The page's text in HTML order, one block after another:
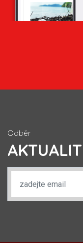
Odběr
AKTUALIT